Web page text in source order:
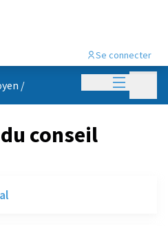
Menu
Se connecter
/
conseil